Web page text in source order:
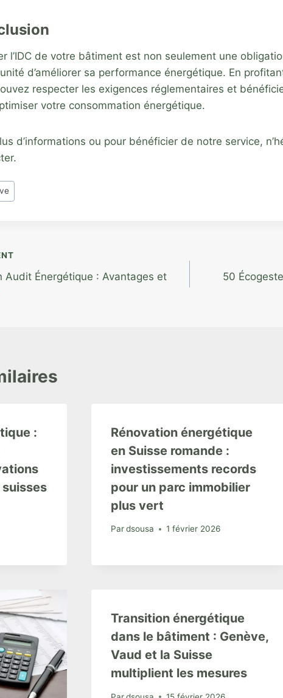
l’IDC de votre bâtiment est non seulement une
d’améliorer sa performance énergétique. En
respecter les exigences réglementaires et
votre consommation énergétique.
d’informations ou pour bénéficier de notre service,
Audit Énergétique : Avantages et
50
:
Rénovation énergétique
en Suisse romande :
investissements records
pour un parc immobilier
plus vert
Par dsousa 1 février 2026
Transition énergétique
dans le bâtiment : Genève,
Vaud et la Suisse
multiplient les mesures